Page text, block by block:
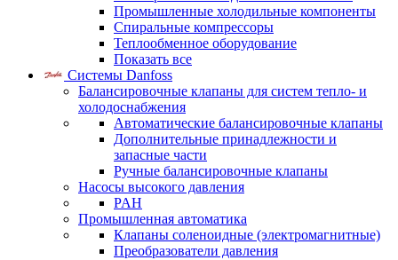
Промышленные холодильные компоненты
Спиральные компрессоры
Теплообменное оборудование
Показать все
Системы Danfoss
Балансировочные клапаны для систем тепло- и
холодоснабжения
Автоматические балансировочные клапаны
Дополнительные принадлежности и
запасные части
Ручные балансировочные клапаны
Насосы высокого давления
PAH
Промышленная автоматика
Клапаны соленоидные (электромагнитные)
Преобразователи давления